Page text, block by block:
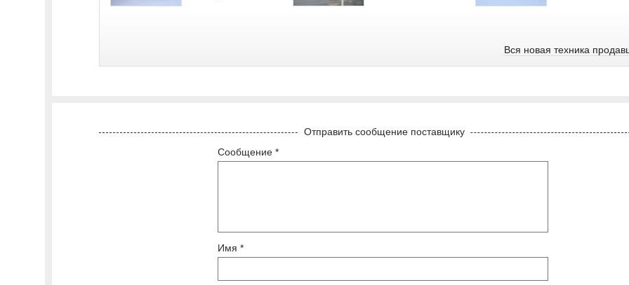
Вся новая техника
Отправить сообщение поставщику
Сообщение *
Имя *